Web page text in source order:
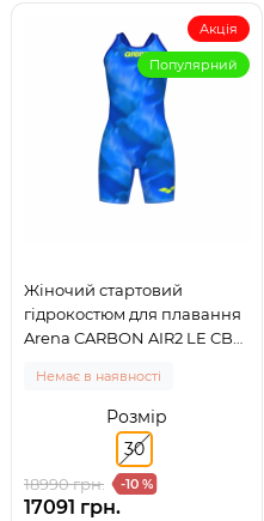
Акція
Популярний
Жіночий стартовий
гідрокостюм для плавання
Arena CARBON AIR2 LE CB
синій
Немає в наявності
Розмір
30
18990 грн. -10 %
17091 грн.